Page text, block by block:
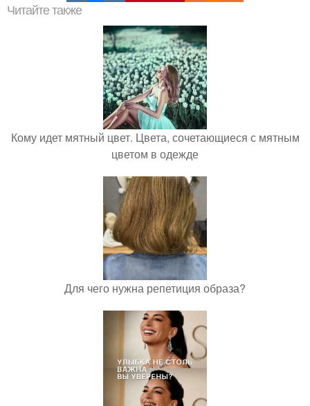
Читайте также
Кому идет мятный цвет. Цвета, сочетающиеся с мятным
цветом в одежде
Для чего нужна репетиция образа?